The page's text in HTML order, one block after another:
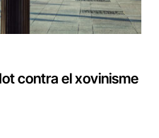
contra el xovinisme